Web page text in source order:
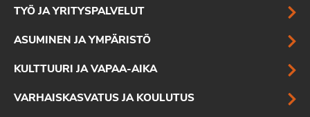
TYÖ JA YRITYSPALVELUT
ASUMINEN JA YMPÄRISTÖ
KULTTUURI JA VAPAA-AIKA
VARHAISKASVATUS JA KOULUTUS